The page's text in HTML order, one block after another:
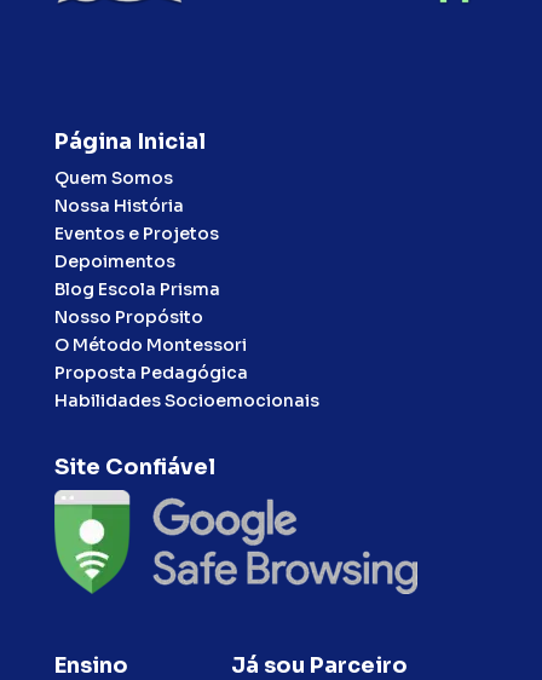
Página Inicial
Quem Somos
Nossa História
Eventos e Projetos
Depoimentos
Blog Escola Prisma
Nosso Propósito
O Método Montessori
Proposta Pedagógica
Habilidades Socioemocionais
Site Confiável
Ensino Já sou Parceiro